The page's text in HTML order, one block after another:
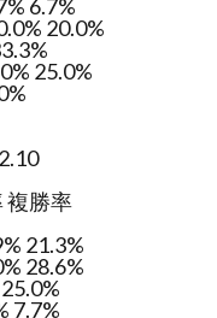
6.7%
20.0%
25.0%
複勝率
21.3%
28.6%
7.7%